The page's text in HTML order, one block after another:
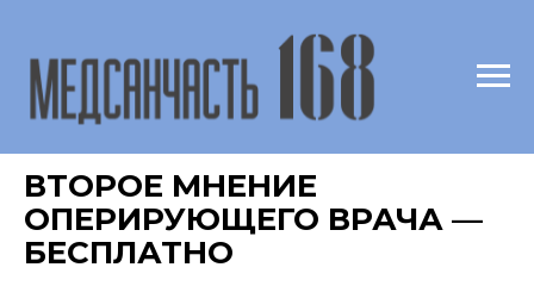
ВТОРОЕ МНЕНИЕ
ОПЕРИРУЮЩЕГО ВРАЧА —
БЕСПЛАТНО